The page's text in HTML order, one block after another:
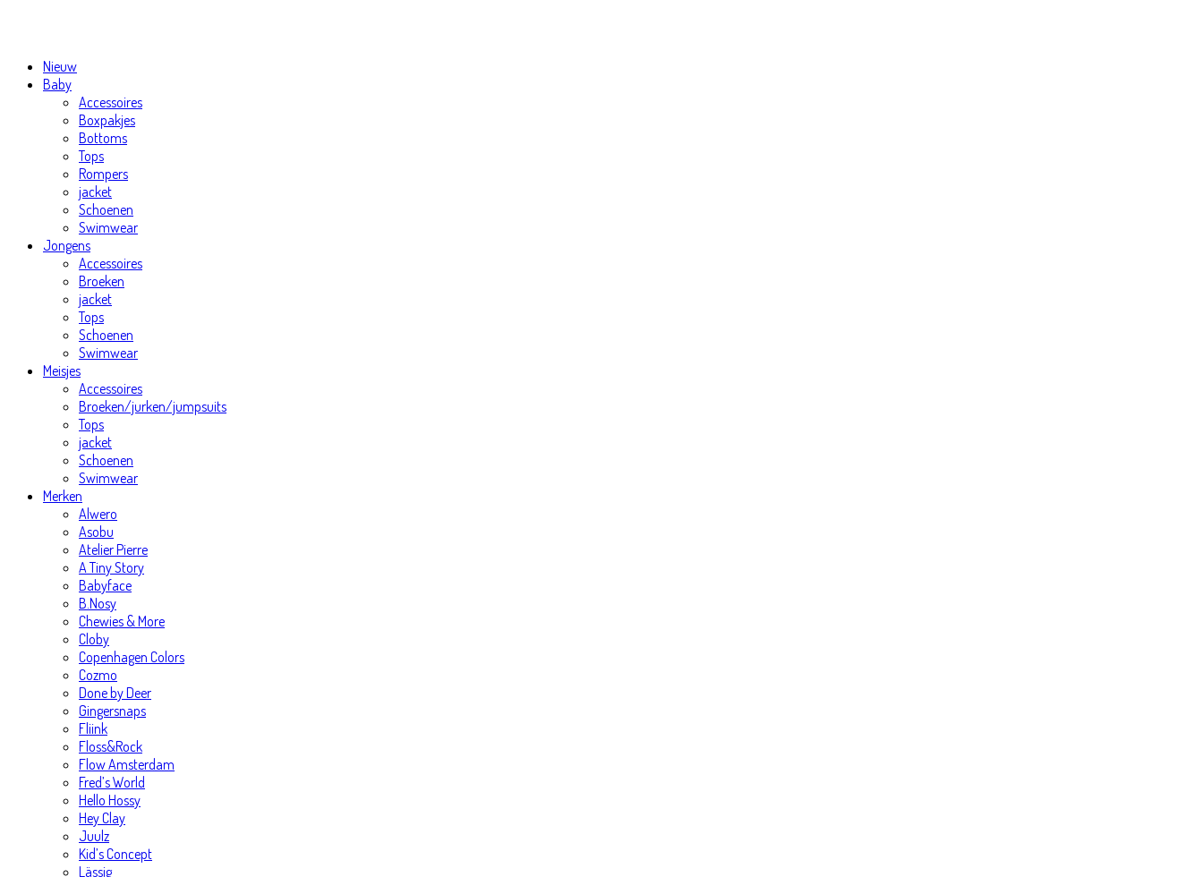
Nieuw
Baby
Accessoires
Boxpakjes
Bottoms
Tops
Rompers
jacket
Schoenen
Swimwear
Jongens
Accessoires
Broeken
jacket
Tops
Schoenen
Swimwear
Meisjes
Accessoires
Broeken/jurken/jumpsuits
Tops
jacket
Schoenen
Swimwear
Merken
Alwero
Asobu
Atelier Pierre
A Tiny Story
Babyface
B.Nosy
Chewies & More
Cloby
Copenhagen Colors
Cozmo
Done by Deer
Gingersnaps
Fliink
Floss&Rock
Flow Amsterdam
Fred’s World
Hello Hossy
Hey Clay
Juulz
Kid’s Concept
Lässig